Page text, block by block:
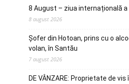
8 August – ziua internațională a
8 august 2026
Șofer din Hotoan, prins cu o
volan, în Santău
7 august 2026
DE VÂNZARE: Proprietate de vis